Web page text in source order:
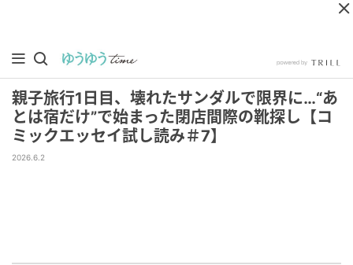
親子旅行1日目、壊れたサンダルで限界に…“あ
とは宿だけ”で始まった閉店間際の靴探し【コ
ミックエッセイ試し読み＃7】
2026.6.2